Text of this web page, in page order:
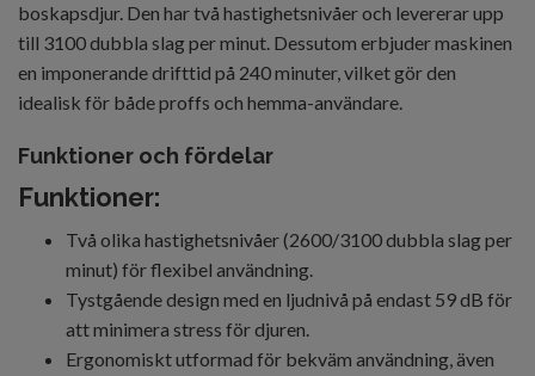
boskapsdjur. Den har två hastighetsnivåer och levererar upp
till 3100 dubbla slag per minut. Dessutom erbjuder maskinen
en imponerande drifttid på 240 minuter, vilket gör den
idealisk för både proffs och hemma-användare.
Funktioner och fördelar
Funktioner:
Två olika hastighetsnivåer (2600/3100 dubbla slag per
minut) för flexibel användning.
Tystgående design med en ljudnivå på endast 59 dB för
att minimera stress för djuren.
Ergonomiskt utformad för bekväm användning, även